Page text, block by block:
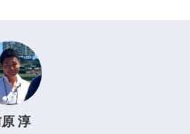
淳